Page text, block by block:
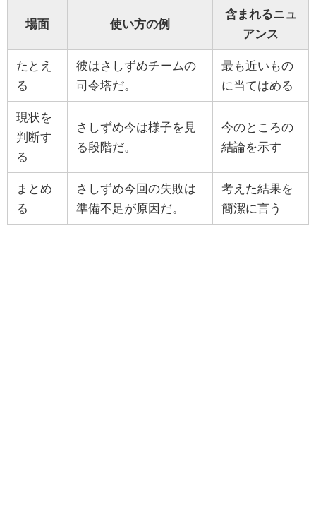
場面 使い方の例
含まれるニュ
アンス
たとえ
る
彼はさしずめチームの
司令塔だ。
最も近いもの
に当てはめる
現状を
判断す
る
さしずめ今は様子を見
る段階だ。
今のところの
結論を示す
まとめ
る
さしずめ今回の失敗は
準備不足が原因だ。
考えた結果を
簡潔に言う